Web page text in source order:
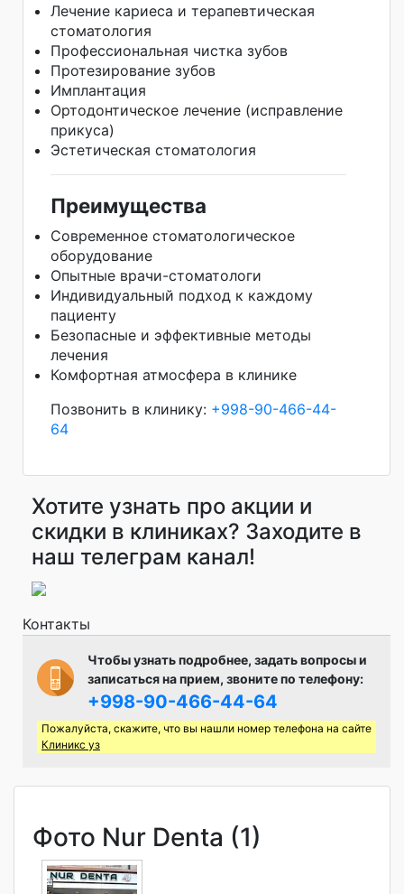
Лечение кариеса и терапевтическая
стоматология
Профессиональная чистка зубов
Протезирование зубов
Имплантация
Ортодонтическое лечение (исправление
прикуса)
Эстетическая стоматология
Преимущества
Современное стоматологическое
оборудование
Опытные врачи-стоматологи
Индивидуальный подход к каждому
пациенту
Безопасные и эффективные методы
лечения
Комфортная атмосфера в клинике
Позвонить в клинику: +998-90-466-44-
64
Хотите узнать про акции и
скидки в клиниках? Заходите в
наш телеграм канал!
Контакты
Чтобы узнать подробнее, задать вопросы и
записаться на прием, звоните по телефону:
+998-90-466-44-64
Пожалуйста, скажите, что вы нашли номер телефона на сайте
Клиникс уз
Фото Nur Denta (1)